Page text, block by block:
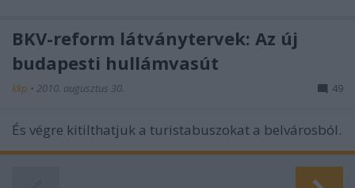
BKV-reform látványtervek: Az új
budapesti hullámvasút
kkp • 2010. augusztus 30. 49
És végre kitilthatjuk a turistabuszokat a belvárosból.